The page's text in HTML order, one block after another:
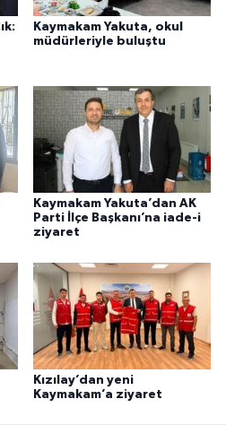
Kaymakam Yakuta, okul
müdürleriyle buluştu
Kaymakam Yakuta’dan AK
Parti İlçe Başkanı’na iade-i
ziyaret
Kızılay’dan yeni
Kaymakam’a ziyaret